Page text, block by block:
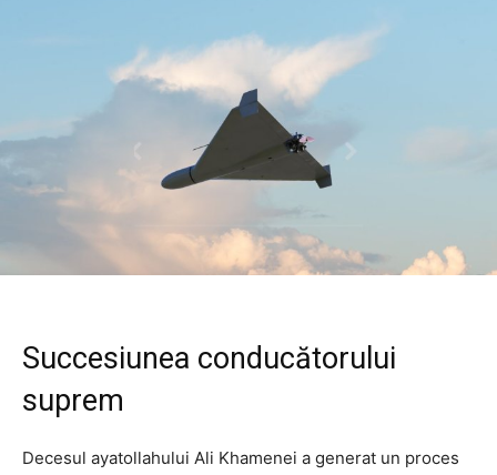
Succesiunea conducătorului
suprem
Decesul ayatollahului Ali Khamenei a generat un proces